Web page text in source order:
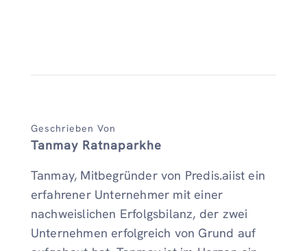
Geschrieben Von
Tanmay Ratnaparkhe
Tanmay, Mitbegründer von Predis.aiist ein
erfahrener Unternehmer mit einer
nachweislichen Erfolgsbilanz, der zwei
Unternehmen erfolgreich von Grund auf